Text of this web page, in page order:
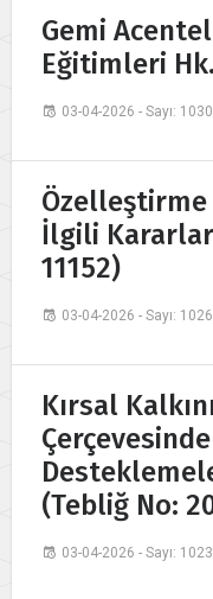
Gemi
Eğitimleri Hk.
03-04-2026 - Sayı:
Özelleştirme
İlgili Kararlar
11152)
03-04-2026 - Sayı:
Kırsal
(Tebliğ No:
03-04-2026 - Sayı: